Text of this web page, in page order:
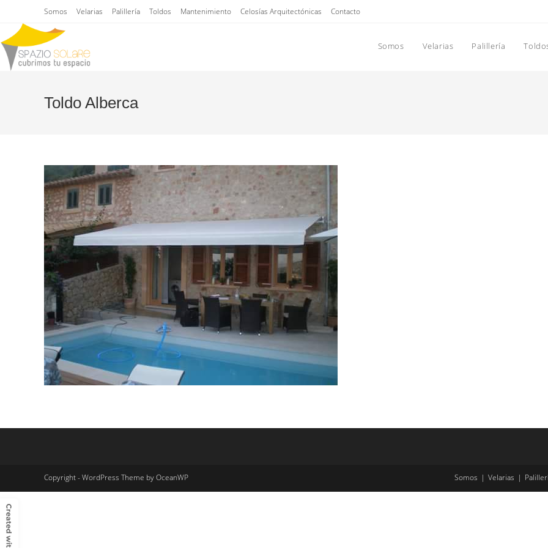
contenido
Somos Velarias Palillería Toldos Mantenimiento Celosías Arquitectónicas Contacto
Somos Velarias Palillería
Toldo Alberca
Somos Velarias
Copyright - WordPress Theme by OceanWP